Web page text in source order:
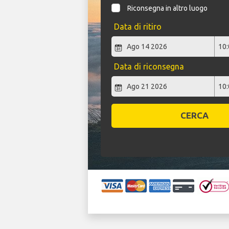
Riconsegna in altro luogo
Data di ritiro
Data di riconsegna
CERCA